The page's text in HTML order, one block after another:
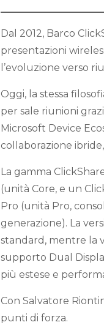
Dal 2012, Barco
presentazioni
l’evoluzione verso
Oggi, la stessa
per sale riunioni
Microsoft Device
collaborazione
La gamma
(unità Core, e un
Pro (unità Pro,
generazione). La
standard, mentre la
supporto Dual
più estese e
Con Salvatore
punti di forza.